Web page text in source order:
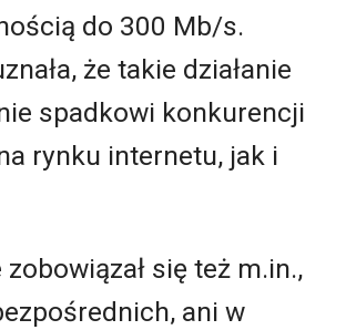
do 300 Mb/s.
że takie działanie
spadkowi konkurencji
rynku internetu, jak i
się też m.in.,
ani w